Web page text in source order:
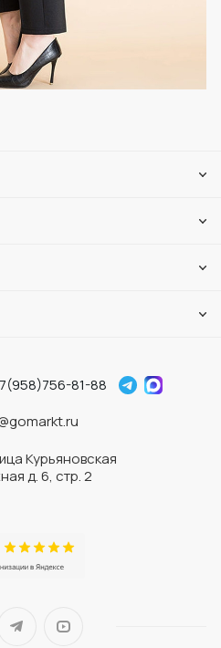
81-88
Курьяновская
д. 6, стр. 2